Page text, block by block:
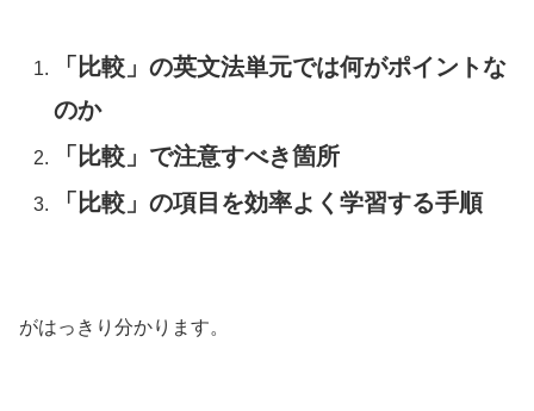
「比較」の英文法単元では何がポイントな
のか
「比較」で注意すべき箇所
「比較」の項目を効率よく学習する手順
がはっきり分かります。